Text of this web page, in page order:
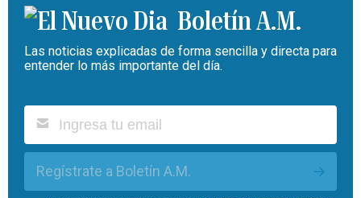
Boletín A.M.
Las noticias explicadas de forma sencilla y directa para
entender lo más importante del día.
Regístrate a Boletín A.M.